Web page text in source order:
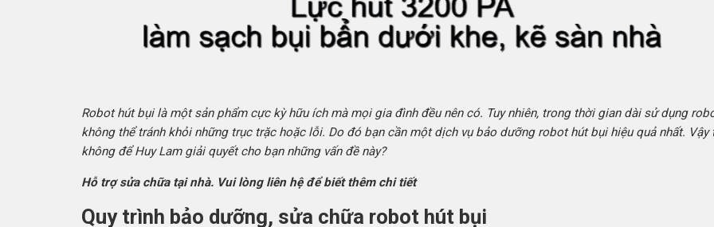
Robot hút bụi là một sản phẩm cực kỳ hữu ích mà mọi gia đình đều nên có. Tuy nhiên, trong thời gian dài sử dụng
không thể tránh khỏi những trục trặc hoặc lỗi. Do đó bạn cần mộtdịch vụ bảo dưỡng robot hút bụihiệu quả nhất. Vậy
không để Huy Lam giải quyết cho bạn những vấn đề này?
Hỗ trợ sửa chữa tại nhà. Vui lòng liên hệ để biết thêm chi tiết
Quy trình bảo dưỡng, sửa chữa robot hút bụi